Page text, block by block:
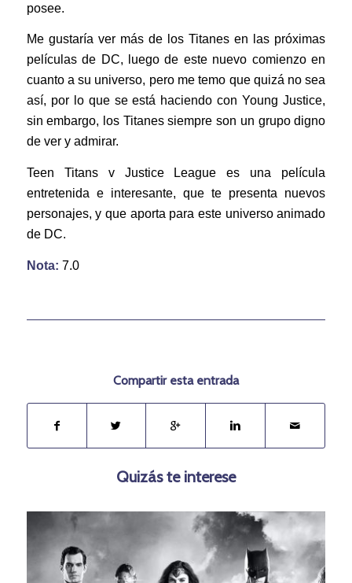
posee.
Me gustaría ver más de los Titanes en las próximas
películas de DC, luego de este nuevo comienzo en
cuanto a su universo, pero me temo que quizá no sea
así, por lo que se está haciendo con Young Justice,
sin embargo, los Titanes siempre son un grupo digno
de ver y admirar.
Teen Titans v Justice League es una película
entretenida e interesante, que te presenta nuevos
personajes, y que aporta para este universo animado
de DC.
Nota: 7.0
Compartir esta entrada
Quizás te interese